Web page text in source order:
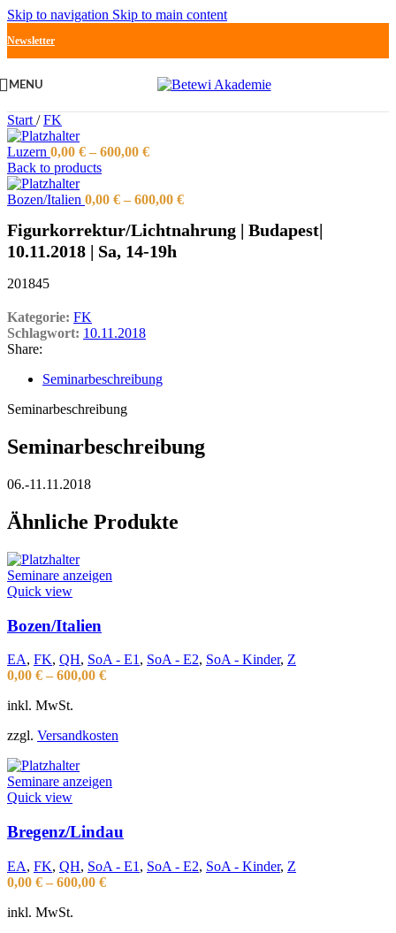
Skip to navigation Skip to main content
Newsletter
MENU
Start / FK
Luzern 0,00 € – 600,00 €
Back to products
Bozen/Italien 0,00 € – 600,00 €
Figurkorrektur/Lichtnahrung | Budapest|
10.11.2018 | Sa, 14-19h
201845
Kategorie: FK
Schlagwort: 10.11.2018
Share:
Seminarbeschreibung
Seminarbeschreibung
Seminarbeschreibung
06.-11.11.2018
Ähnliche Produkte
Seminare anzeigen
Quick view
Bozen/Italien
EA, FK, QH, SoA - E1, SoA - E2, SoA - Kinder, Z
0,00 € – 600,00 €
inkl. MwSt.
zzgl. Versandkosten
Seminare anzeigen
Quick view
Bregenz/Lindau
EA, FK, QH, SoA - E1 , SoA - E2, SoA - Kinder, Z
0,00 € – 600,00 €
inkl. MwSt.